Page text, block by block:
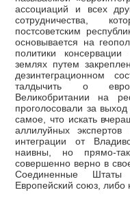
ассоциаций и всех
сотрудничества,
постсоветским
основывается на
политики
землях путем
дезинтеграционном
талдычить о
Великобритании на
проголосовали за
самое, что искать
аллилуйных
интеграции от
наивны, но прямо-
совершенно верно в
Соединенные
Европейский союз,